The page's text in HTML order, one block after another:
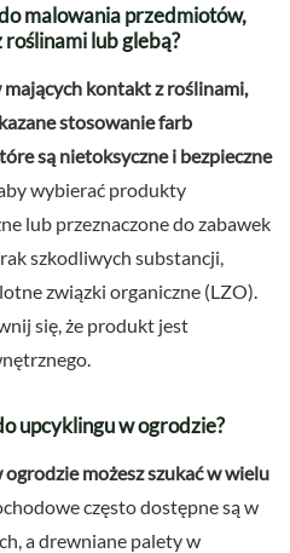
malowania przedmiotów,
lub glebą?
kontakt z roślinami,
stosowanie farb
są nietoksyczne i bezpieczne
wybierać produkty
lub przeznaczone do zabawek
szkodliwych substancji,
związki organiczne (LZO).
się, że produkt jest
upcyklingu w ogrodzie?
możesz szukać w wielu
często dostępne są w
a drewniane palety w